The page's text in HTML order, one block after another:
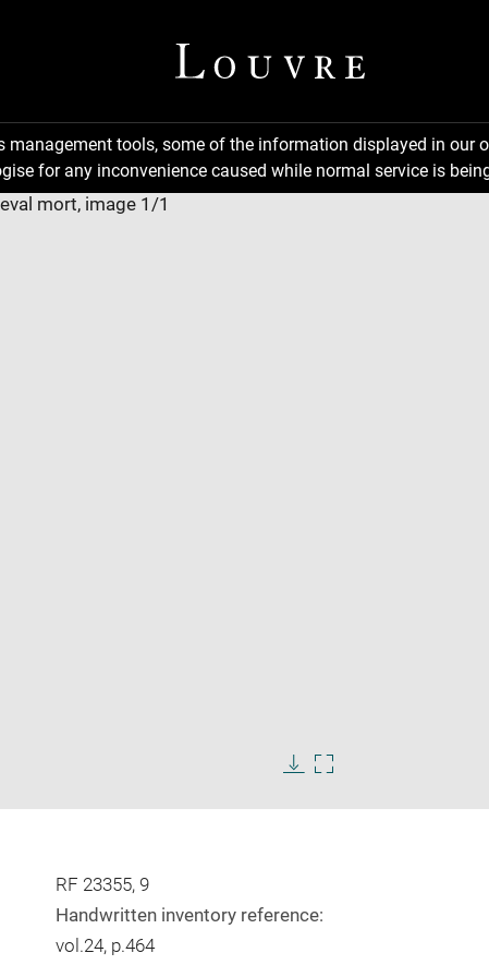
management tools, some of the information displayed in
for any inconvenience caused while normal service is
new
imageimage
RF 23355, 9
Handwritten inventory reference:
vol.24, p.464